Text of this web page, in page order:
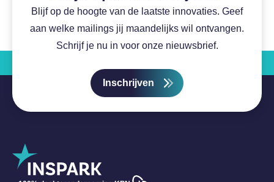
Blijf op de hoogte van de laatste innovaties. Geef
aan welke mailings jij maandelijks wil ontvangen.
Schrijf je nu in voor onze nieuwsbrief.
Inschrijven